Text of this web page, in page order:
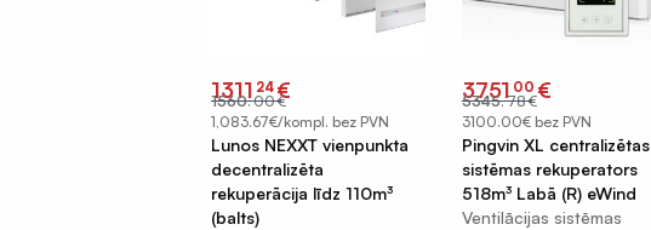
€
1560.00
Original
price
was:
€1560.00.
€
1311 24
Current
price
is:
€1311.24.
1,083.67€/kompl. bez PVN
Lunos NEXXT vienpunkta
decentralizēta
rekuperācija līdz 110m³
(balts)
€
5345.78
Original
price
was:
€5345.78.
€
375100
Current
price
is:
€3751.00.
3100.00€ bez PVN
Pingvin XL centralizētas
sistēmas rekuperators
518m³ Labā (R) eWind
Ventilācijas sistēmas